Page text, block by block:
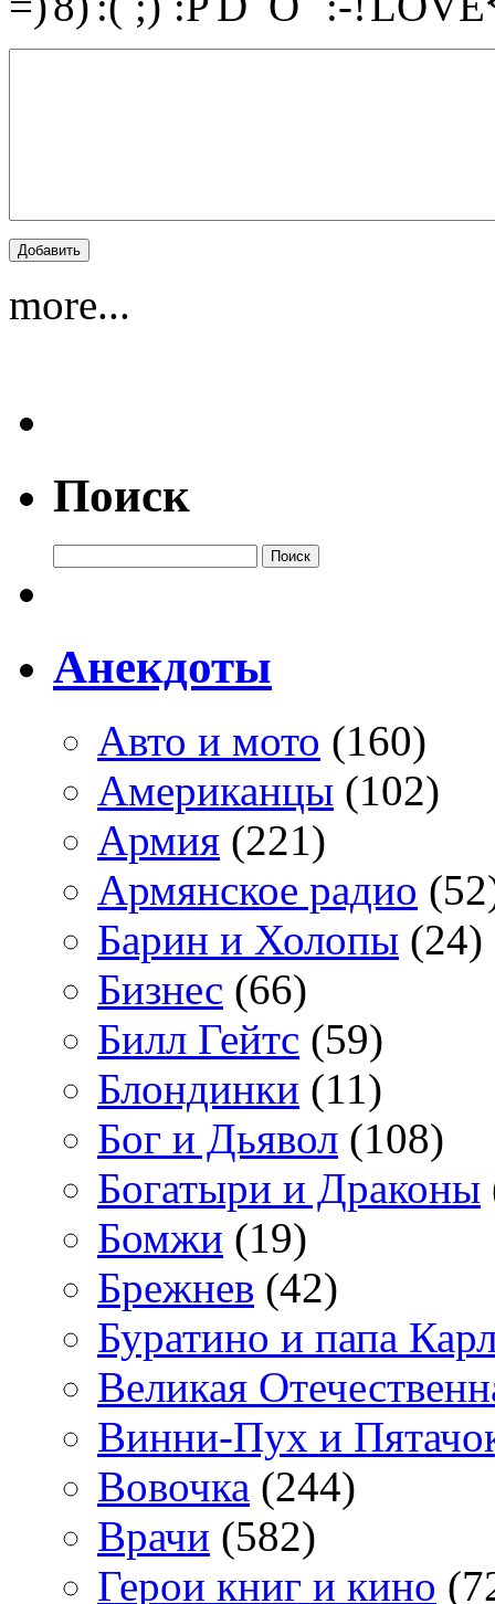
more...
Поиск
Анекдоты
Авто и мото (160)
Американцы (102)
Армия (221)
Армянское радио
Барин и Холопы (24)
Бизнес (66)
Билл Гейтс (59)
Блондинки (11)
Бог и Дьявол (108)
Богатыри и Драконы
Бомжи (19)
Брежнев (42)
Буратино и папа
Великая
Винни-Пух и
Вовочка (244)
Врачи (582)
Герои книг и кино